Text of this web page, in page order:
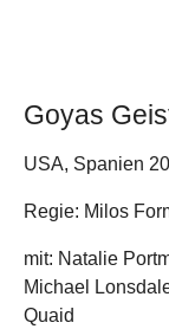
Goyas
USA, Spanien
Regie: Milos
mit: Natalie
Michael
Quaid